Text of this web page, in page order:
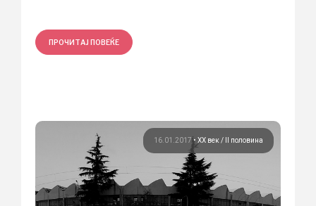
ПРОЧИТАЈ ПОВЕЌЕ
16.01.2017• ХХ век / II половина